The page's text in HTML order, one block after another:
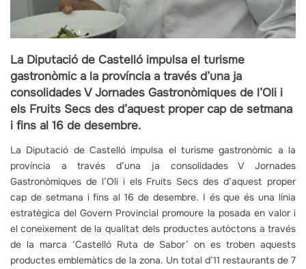
La Diputació de Castelló impulsa el turisme
gastronòmic a la província a través d’una ja
consolidades V Jornades Gastronòmiques de l’Oli i
els Fruits Secs des d’aquest proper cap de setmana
i fins al 16 de desembre.
La Diputació de Castelló impulsa el turisme gastronòmic a la
província a través d’una ja consolidades V Jornades
Gastronòmiques de l’Oli i els Fruits Secs des d’aquest proper
cap de setmana i fins al 16 de desembre. I és que és una línia
estratègica del Govern Provincial promoure la posada en valor i
el coneixement de la qualitat dels productes autòctons a través
de la marca ‘Castelló Ruta de Sabor’ on es troben aquests
productes emblemàtics de la zona. Un total d’11 restaurants de 7